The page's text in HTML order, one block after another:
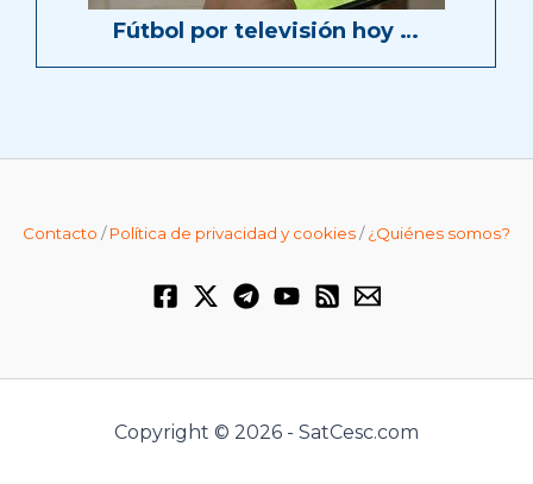
Fútbol por televisión hoy …
Contacto /Política de privacidad y cookies/¿Quiénes somos?
Copyright © 2026 - SatCesc.com